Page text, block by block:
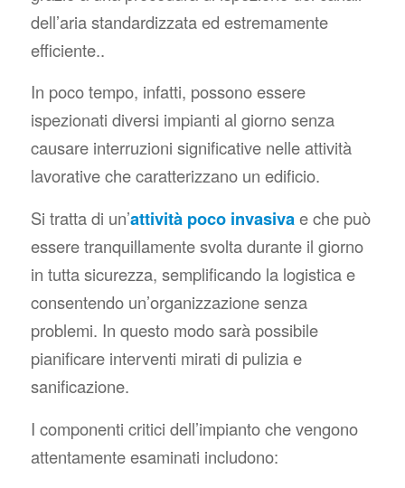
dell’aria standardizzata ed estremamente
efficiente..
In poco tempo, infatti, possono essere
ispezionati diversi impianti al giorno senza
causare interruzioni significative nelle attività
lavorative che caratterizzano un edificio.
Si tratta di un’attività poco invasiva e che può
essere tranquillamente svolta durante il giorno
in tutta sicurezza, semplificando la logistica e
consentendo un’organizzazione senza
problemi. In questo modo sarà possibile
pianificare interventi mirati di pulizia e
sanificazione.
I componenti critici dell’impianto che vengono
attentamente esaminati includono: